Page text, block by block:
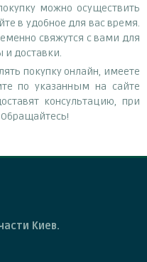
можно осуществить
в удобное для вас время.
свяжутся с вами для
и доставки.
покупку онлайн, имеете
по указанным на сайте
консультацию, при
Киев.